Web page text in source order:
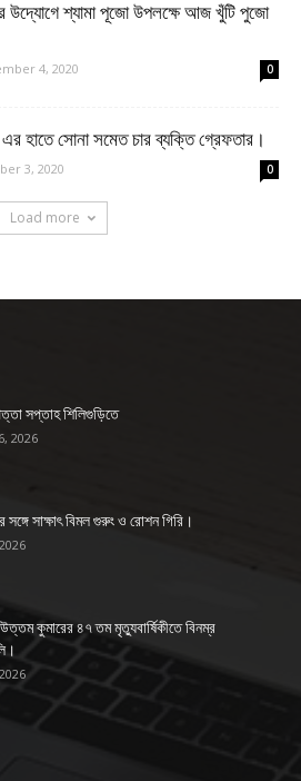
উদ্যোগে শ্যামা পূজো উপলক্ষে আজ খুঁটি পুজো
4, 2020 0
এর হাতে সোনা সমেত চার ব্যক্তি গ্রেফতার।
3, 2020 0
Load more
সপ্তাহ শিলিগুড়িতে
2026
সঙ্গে সাক্ষাৎ বিমল গুরুং ও রোশন গিরি।
কুমারের ৪৭ তম মৃত্যুবার্ষিকীতে বিনম্র